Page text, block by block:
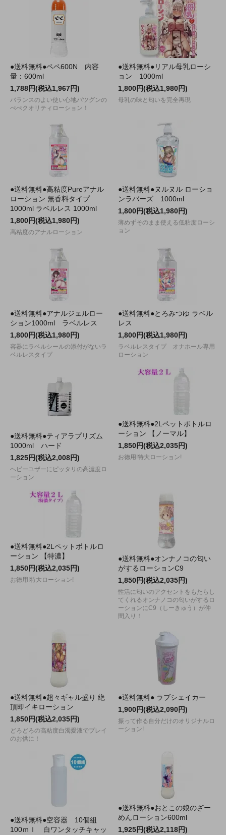
●送料無料●ペペ600N 内容
量：600ml
1,788円(税込1,967円)
バランスのよい使い心地バツグンの
ぺぺクオリティローション！
●送料無料●リアル母乳ローシ
ョン 1000ml
1,800円(税込1,980円)
母乳の味と匂いを完全再現
●送料無料●高粘度Pureアナル
ローション 無香料タイプ
1000ml ラベルレス 1000ml
1,800円(税込1,980円)
高粘度のアナルローション
●送料無料●ヌルヌル ローショ
ンラバーズ 1000ml
1,800円(税込1,980円)
薄めずそのまま使える低粘度ローシ
ョン
●送料無料●アナルジェルロー
ション1000ml ラベルレス
1,800円(税込1,980円)
容器にラベルシールの添付がないラ
ベルレスタイプ
●送料無料●とろみつゆ ラベル
レス
1,800円(税込1,980円)
ラベルレスタイプ オナホール専用
ローション
●送料無料●ティアラプリズム
1000ml ハード
1,825円(税込2,008円)
ヘビーユザーにピッタリの高濃度ロ
ーション
●送料無料●2Lペットボトルロ
ーション 【ノーマル】
1,850円(税込2,035円)
お徳用!特大ローション!
●送料無料●2Lペットボトルロ
ーション 【特濃】
1,850円(税込2,035円)
お徳用!特大ローション!
●送料無料●オンナノコの匂い
がするローションC9
1,850円(税込2,035円)
性活に匂いのアクセントをもたらし
てくれるオンナノコの匂いがするロ
ーションにC9（しーきゅう）が仲
間入り！
●送料無料●超々ギャル盛り 絶
頂即イキローション
1,850円(税込2,035円)
どろどろの高粘度白濁愛液でプレイ
のお供に！
●送料無料● ラブシェイカー
1,900円(税込2,090円)
振って作る自分だけのオリジナルロ
ーション!
●送料無料●空容器 10個組
100ｍｌ 白ワンタッチキャッ
●送料無料●おとこの娘のざー
めんローション600ml
1,925円(税込2,118円)